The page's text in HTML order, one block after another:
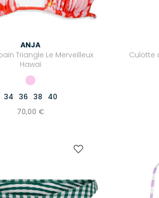
ANJA
Triangle Le Merveilleux
Hawaï
34 36 38
40
70,00 €
Culotte